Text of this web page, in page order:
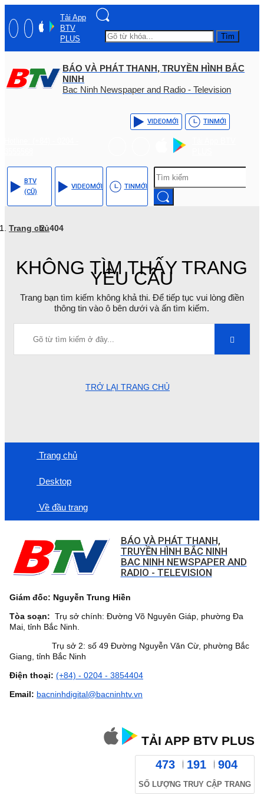
Tải App
BTV
PLUS
Tìm
BÁO VÀ PHÁT THANH, TRUYỀN HÌNH BẮC
NINH
Bac Ninh Newspaper and Radio - Television
VIDEOMỚI TINMỚI
BTV
(CŨ)
VIDEOMỚI TINMỚI
Trang chủ404
KHÔNG TÌM THẤY TRANG
YÊU CẦU
Trang bạn tìm kiếm không khả thi. Để tiếp tục vui lòng điền
thông tin vào ô bên dưới và ấn tìm kiếm.
TRỞ LẠI TRANG CHỦ
Trang chủ
Desktop
Về đầu trang
BÁO VÀ PHÁT THANH,
TRUYỀN HÌNH BẮC NINH
BAC NINH NEWSPAPER AND
RADIO - TELEVISION
Giám đốc: Nguyễn Trung Hiền
Tòa soạn: Trụ sở chính: Đường Võ Nguyên Giáp, phường Đa
Mai, tỉnh Bắc Ninh.
Trụ sở 2: số 49 Đường Nguyễn Văn Cừ, phường Bắc
Giang, tỉnh Bắc Ninh
Điện thoại: (+84) - 0204 - 3854404
Email: bacninhdigital@bacninhtv.vn
TẢI APP BTV PLUS
473 191 904
SỐ LƯỢNG TRUY CẬP TRANG